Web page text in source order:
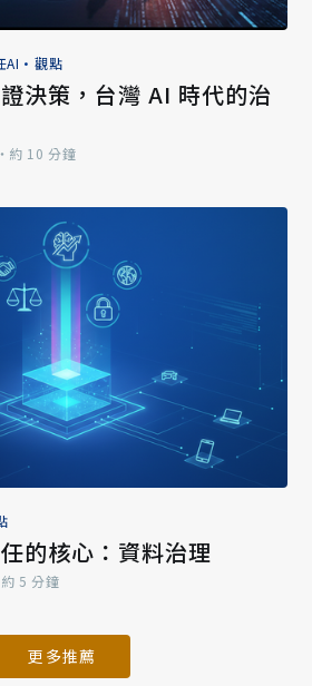
AI •觀點
決策，台灣 AI 時代的治
約 10 分鐘
的核心：資料治理
5 分鐘
更多推薦